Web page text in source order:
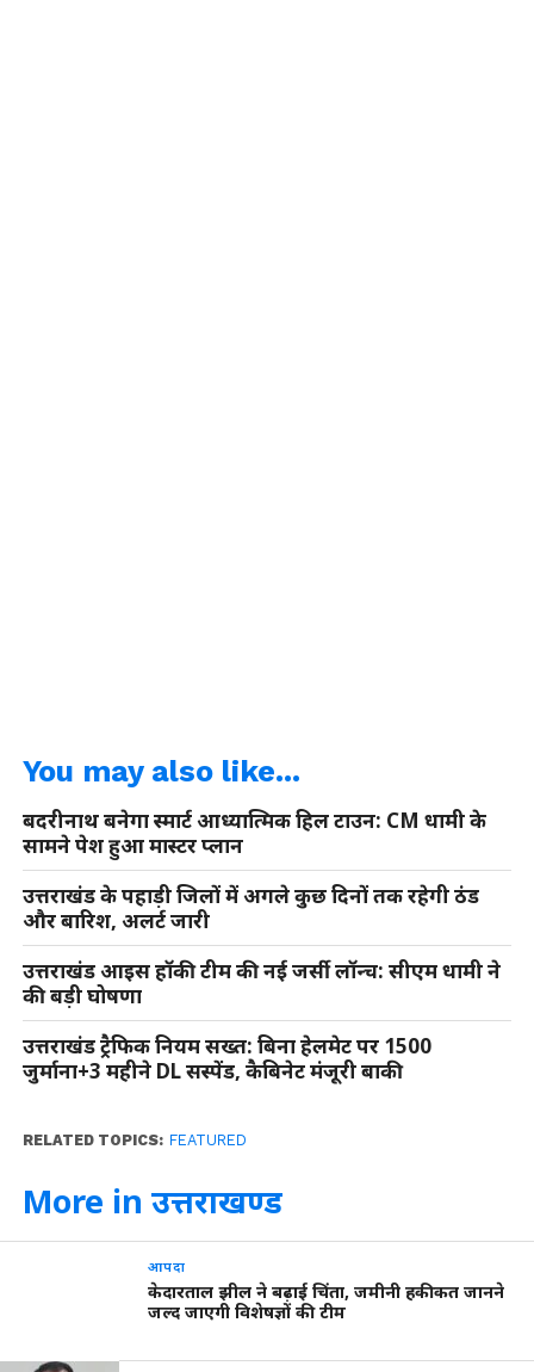
You may also like...
बदरीनाथ बनेगा स्मार्ट आध्यात्मिक हिल टाउन: CM धामी के
सामने पेश हुआ मास्टर प्लान
उत्तराखंड के पहाड़ी जिलों में अगले कुछ दिनों तक रहेगी ठंड
और बारिश, अलर्ट जारी
उत्तराखंड आइस हॉकी टीम की नई जर्सी लॉन्च: सीएम धामी ने
की बड़ी घोषणा
उत्तराखंड ट्रैफिक नियम सख्त: बिना हेलमेट पर 1500
जुर्माना+3 महीने DL सस्पेंड, कैबिनेट मंजूरी बाकी
RELATED TOPICS: FEATURED
More in उत्तराखण्ड
आपदा
केदारताल झील ने बढ़ाई चिंता, जमीनी हकीकत जानने
जल्द जाएगी विशेषज्ञों की टीम